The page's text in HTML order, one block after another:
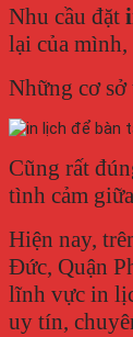
Nhu cầu đặt
lại của
Những cơ sở
Cũng rất
tình cảm
Hiện nay,
Đức, Quận
lĩnh vực in
uy tín,